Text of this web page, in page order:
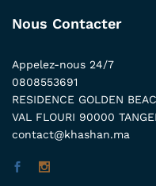
Nous Contacter
Appelez-nous 24/7
0808553691
RESIDENCE GOLDEN
VAL FLOURI 90000
contact@khashan.ma